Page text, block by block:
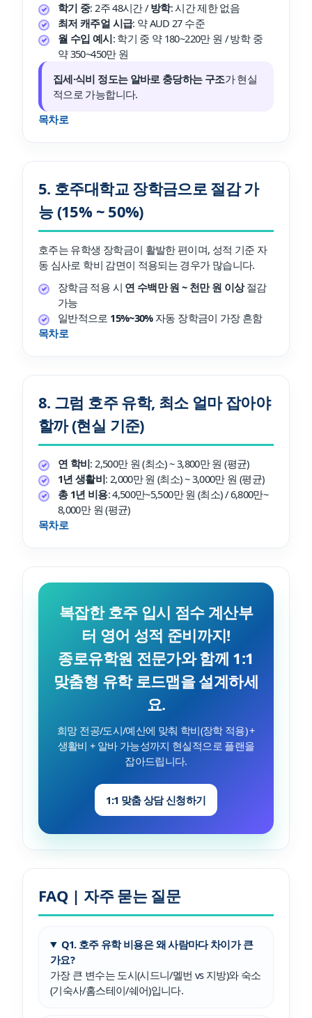
학기 중: 2주 48시간 /방학: 시간 제한 없음
최저 캐주얼 시급: 약 AUD 27 수준
월 수입 예시: 학기 중 약 180~220만 원 / 방학 중
약 350~450만 원
집세·식비 정도는 알바로 충당하는 구조가 현실
적으로 가능합니다.
목차로
5. 호주대학교 장학금으로 절감 가
능 (15% ~ 50%)
호주는 유학생 장학금이 활발한 편이며, 성적 기준 자
동 심사로 학비 감면이 적용되는 경우가 많습니다.
장학금 적용 시 연 수백만 원 ~ 천만 원 이상절감
가능
일반적으로 15%~30%자동 장학금이 가장 흔함
목차로
8. 그럼 호주 유학, 최소 얼마 잡아야
할까 (현실 기준)
연 학비: 2,500만 원 (최소) ~ 3,800만 원 (평균)
1년 생활비: 2,000만 원 (최소) ~ 3,000만 원 (평균)
총 1년 비용: 4,500만~5,500만 원 (최소) / 6,800만~
8,000만 원 (평균)
목차로
복잡한 호주 입시 점수 계산부
터 영어 성적 준비까지!
종로유학원 전문가와 함께 1:1
맞춤형 유학 로드맵을 설계하세
요.
희망 전공/도시/예산에 맞춰 학비(장학 적용) +
생활비 + 알바 가능성까지 현실적으로 플랜을
잡아드립니다.
1:1 맞춤 상담 신청하기
FAQ | 자주 묻는 질문
Q1. 호주 유학 비용은 왜 사람마다 차이가 큰
가요?
가장 큰 변수는 도시(시드니/멜번 vs 지방)와 숙소
(기숙사/홈스테이/쉐어)입니다.